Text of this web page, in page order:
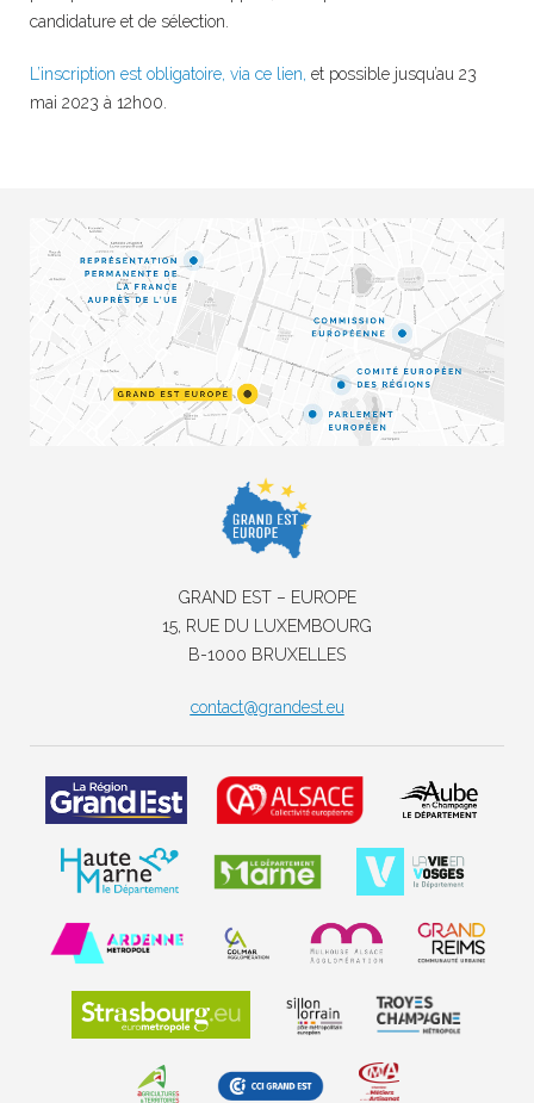
candidature et de sélection.
L’inscription est obligatoire, via ce lien, et possible jusqu’au 23
mai 2023 à 12h00.
GRAND EST – EUROPE
15, RUE DU LUXEMBOURG
B-1000 BRUXELLES
contact@grandest.eu